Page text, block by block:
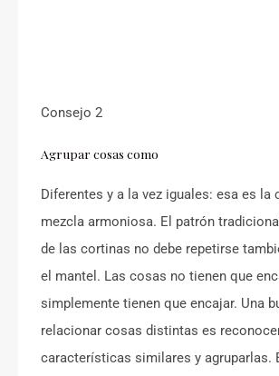
Consejo 2
Agrupar cosas como
Diferentes y a la vez iguales: esa es la
mezcla armoniosa. El patrón
de las cortinas no debe repetirse
el mantel. Las cosas no tienen que
simplemente tienen que encajar. Una
relacionar cosas distintas es
características similares y agruparlas.